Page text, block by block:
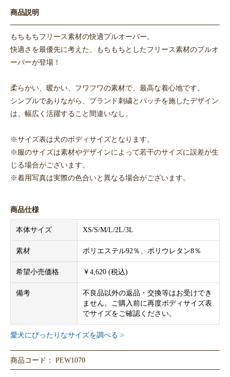
商品説明
もちもちフリース素材の快適プルオーバー。
快適さを最優先に考えた、もちもちとしたフリース素材のプルオ
ーバーが登場！
柔らかい、暖かい、フワフワの素材で、最高な着心地です。
シンプルでありながら、ブランド刺繍とパッチを施したデザイン
は、幅広く活躍すること間違いなし。
※サイズ表は犬のボディサイズとなります。
※服のサイズは素材やデザインによって若干のサイズに誤差が生
じる場合がございます。
※着用写真は実際の色合いと異なる場合がございます。
商品仕様
本体サイズ XS/S/M/L/2L/3L
素材 ポリエステル92％、ポリウレタン8％
希望小売価格 ￥4,620 (税込)
備考
不良品以外の返品・交換等はお受けでき
ません。ご購入前に再度ボディサイズ表
でサイズをご確認ください。
愛犬にぴったりなサイズを調べる >
商品コード： PEW1070